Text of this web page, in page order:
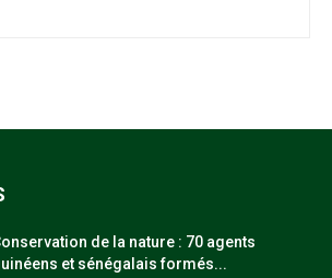
de la nature : 70 agents
et sénégalais formés...